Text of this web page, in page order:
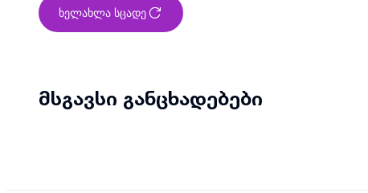
ხელახლა სცადე
მსგავსი განცხადებები